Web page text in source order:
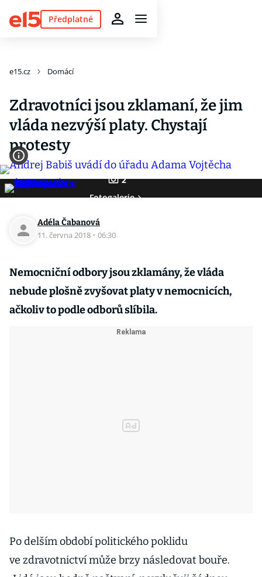
Předplatné
e15.cz Domácí
Zdravotníci jsou zklamaní, že jim
vláda nezvýší platy. Chystají
protesty
2
Fotogalerie
Adéla Čabanová
11. června 2018 · 06:30
Nemocniční odbory jsou zklamány, že vláda
nebude plošně zvyšovat platy v nemocnicích,
ačkoliv to podle odborů slíbila.
Po delším období politického poklidu
ve zdravotnictví může brzy následovat bouře.